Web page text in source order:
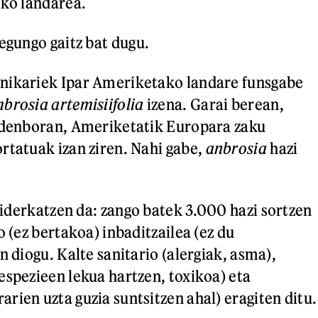
gaitz bat dugu.
Ipar Ameriketako landare funsgabe
artemisiifolia izena. Garai berean,
Ameriketatik Europara zaku
izan ziren. Nahi gabe, anbrosiahazi
da: zango batek 3.000 hazi sortzen
(ez bertakoa) inbaditzailea (ez du
diogu. Kalte sanitario (alergiak, asma),
lekua hartzen, toxikoa) eta
uzta guzia suntsitzen ahal) eragiten ditu.